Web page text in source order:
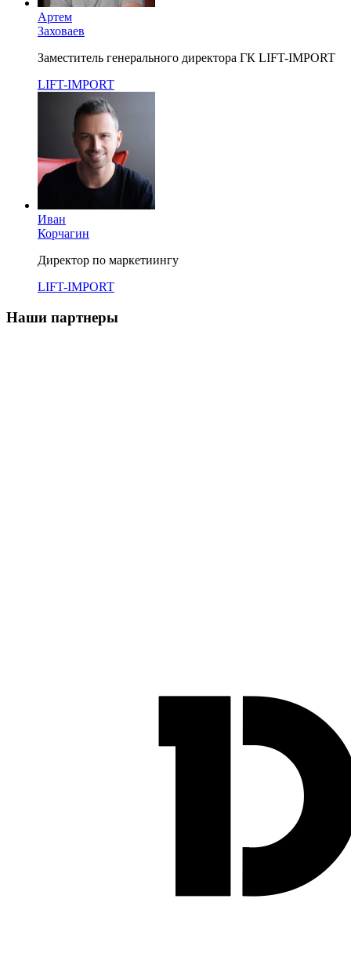
Артем
Заховаев
Заместитель генерального директора ГК LIFT-IMPORT
LIFT-IMPORT
Иван
Корчагин
Директор по маркетиингу
LIFT-IMPORT
Наши партнеры